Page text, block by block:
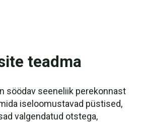
teadma
söödav seeneliik perekonnast
iseloomustavad püstised,
valgendatud otstega,